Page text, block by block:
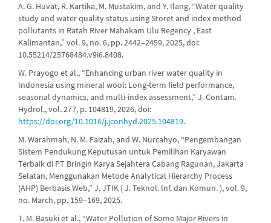
A. G. Huvat, R. Kartika, M. Mustakim, and Y. Ilang, “Water quality
study and water quality status using Storet and index method
pollutants in Ratah River Mahakam Ulu Regency , East
Kalimantan,” vol. 9, no. 6, pp. 2442–2459, 2025, doi:
10.55214/25768484.v9i6.8408.
W. Prayogo et al., “Enhancing urban river water quality in
Indonesia using mineral wool: Long-term field performance,
seasonal dynamics, and multi-index assessment,” J. Contam.
Hydrol., vol. 277, p. 104819, 2026, doi:
https://doi.org/10.1016/j.jconhyd.2025.104819.
M. Warahmah, N. M. Faizah, and W. Nurcahyo, “Pengembangan
Sistem Pendukung Keputusan untuk Pemilihan Karyawan
Terbaik di PT Bringin Karya Sejahtera Cabang Ragunan, Jakarta
Selatan, Menggunakan Metode Analytical Hierarchy Process
(AHP) Berbasis Web,” J. JTIK ( J. Teknol. Inf. dan Komun. ), vol. 9,
no. March, pp. 159–169, 2025.
T. M. Basuki et al., “Water Pollution of Some Major Rivers in